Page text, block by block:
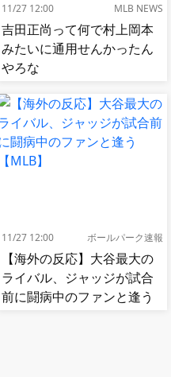
11/27 12:00 MLB NEWS
吉田正尚って何で村上岡本
みたいに通用せんかったん
やろな
11/27 12:00 ボールパーク速報
【海外の反応】大谷最大の
ライバル、ジャッジが試合
前に闘病中のファンと逢う